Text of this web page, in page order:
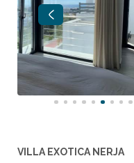
VILLA EXOTICA NERJA